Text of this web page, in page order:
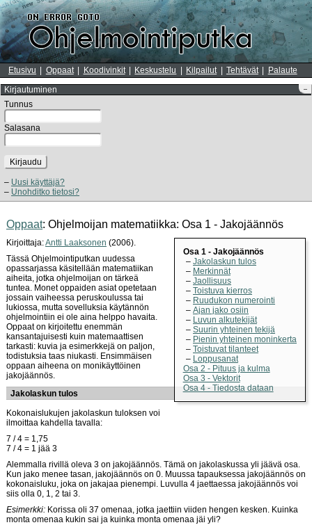
Etusivu Oppaat Koodivinkit Keskustelu Kilpailut Tehtävät Palaute
–
Kirjautuminen
Tunnus
Salasana
Kirjaudu
Uusi käyttäjä?
Unohditko tietosi?
Oppaat: Ohjelmoijan matematiikka: Osa 1 - Jakojäännös
Osa 1 - Jakojäännös
Jakolaskun tulos
Merkinnät
Jaollisuus
Toistuva kierros
Ruudukon numerointi
Ajan jako osiin
Luvun alkutekijät
Suurin yhteinen tekijä
Pienin yhteinen moninkerta
Toistuvat tilanteet
Loppusanat
Osa 2 - Pituus ja kulma
Osa 3 - Vektorit
Osa 4 - Tiedosta dataan
Kirjoittaja:Antti Laaksonen (2006).
Tässä Ohjelmointiputkan uudessa
opassarjassa käsitellään matematiikan
aiheita, jotka ohjelmoijan on tärkeä
tuntea. Monet oppaiden asiat opetetaan
jossain vaiheessa peruskoulussa tai
lukiossa, mutta sovelluksia käytännön
ohjelmointiin ei ole aina helppo havaita.
Oppaat on kirjoitettu enemmän
kansantajuisesti kuin matemaattisen
tarkasti: kuvia ja esimerkkejä on paljon,
todistuksia taas niukasti. Ensimmäisen
oppaan aiheena on monikäyttöinen
jakojäännös.
Jakolaskun tulos
Kokonaislukujen jakolaskun tuloksen voi
ilmoittaa kahdella tavalla:
7 / 4 = 1,75
7 / 4 = 1 jää 3
Alemmalla rivillä oleva 3 on jakojäännös. Tämä on jakolaskussa yli jäävä osa.
Kun jako menee tasan, jakojäännös on 0. Muussa tapauksessa jakojäännös on
kokonaisluku, joka on jakajaa pienempi. Luvulla 4 jaettaessa jakojäännös voi
siis olla 0, 1, 2 tai 3.
Esimerkki: Korissa oli 37 omenaa, jotka jaettiin viiden hengen kesken. Kuinka
monta omenaa kukin sai ja kuinka monta omenaa jäi yli?